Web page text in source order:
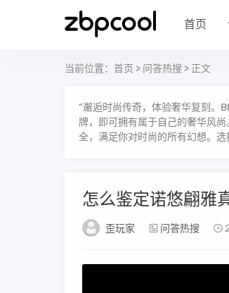
首页
当前位置： 首页 > 问答热搜 > 正文
“邂逅时尚传奇，体验奢华复刻。
牌，即可拥有属于自己的奢华风
全，满足你对时尚的所有幻想。
怎么鉴定诺悠翩雅
歪玩家 问答热搜